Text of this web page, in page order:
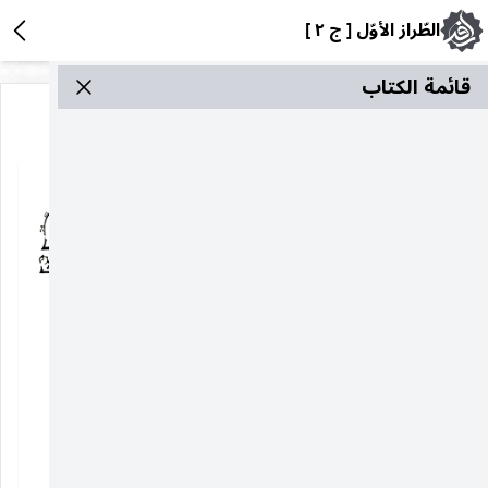
الطّراز الأوّل [ ج ٢ ]
قائمة الکتاب